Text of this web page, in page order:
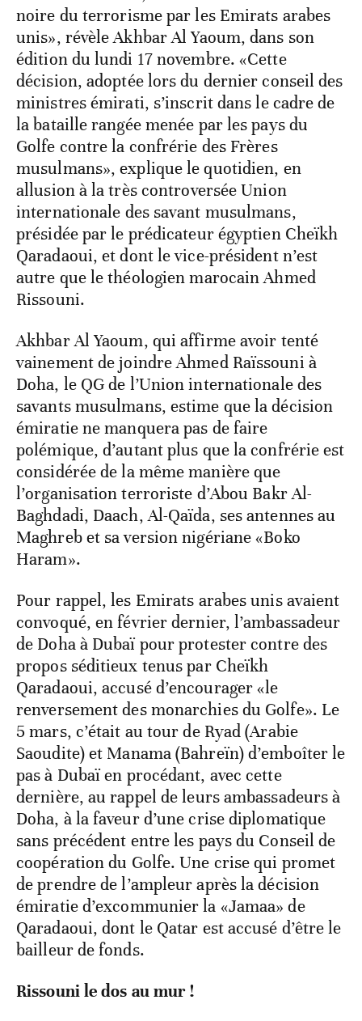
noire du terrorisme par les Emirats arabes
unis», révèle Akhbar Al Yaoum, dans son
édition du lundi 17 novembre. «Cette
décision, adoptée lors du dernier conseil des
ministres émirati, s’inscrit dans le cadre de
la bataille rangée menée par les pays du
Golfe contre la confrérie des Frères
musulmans», explique le quotidien, en
allusion à la très controversée Union
internationale des savant musulmans,
présidée par le prédicateur égyptien Cheïkh
Qaradaoui, et dont le vice-président n’est
autre que le théologien marocain Ahmed
Rissouni.
Akhbar Al Yaoum, qui affirme avoir tenté
vainement de joindre Ahmed Raïssouni à
Doha, le QG de l’Union internationale des
savants musulmans, estime que la décision
émiratie ne manquera pas de faire
polémique, d’autant plus que la confrérie est
considérée de la même manière que
l’organisation terroriste d’Abou Bakr Al-
Baghdadi, Daach, Al-Qaïda, ses antennes au
Maghreb et sa version nigériane «Boko
Haram».
Pour rappel, les Emirats arabes unis avaient
convoqué, en février dernier, l’ambassadeur
de Doha à Dubaï pour protester contre des
propos séditieux tenus par Cheïkh
Qaradaoui, accusé d’encourager «le
renversement des monarchies du Golfe». Le
5 mars, c’était au tour de Ryad (Arabie
Saoudite) et Manama (Bahreïn) d’emboîter le
pas à Dubaï en procédant, avec cette
dernière, au rappel de leurs ambassadeurs à
Doha, à la faveur d’une crise diplomatique
sans précédent entre les pays du Conseil de
coopération du Golfe. Une crise qui promet
de prendre de l’ampleur après la décision
émiratie d’excommunier la «Jamaa» de
Qaradaoui, dont le Qatar est accusé d’être le
bailleur de fonds.
Rissouni le dos au mur !